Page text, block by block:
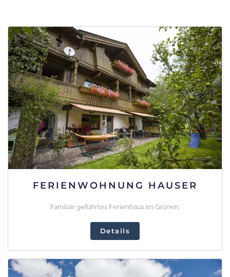
FERIENWOHNUNG HAUSER
Familiär geführtes Ferienhaus im Grünen.
Details